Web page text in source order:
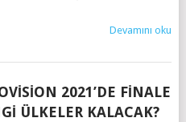
Devamını oku
2021’DE FINALE
ÜLKELER KALACAK?